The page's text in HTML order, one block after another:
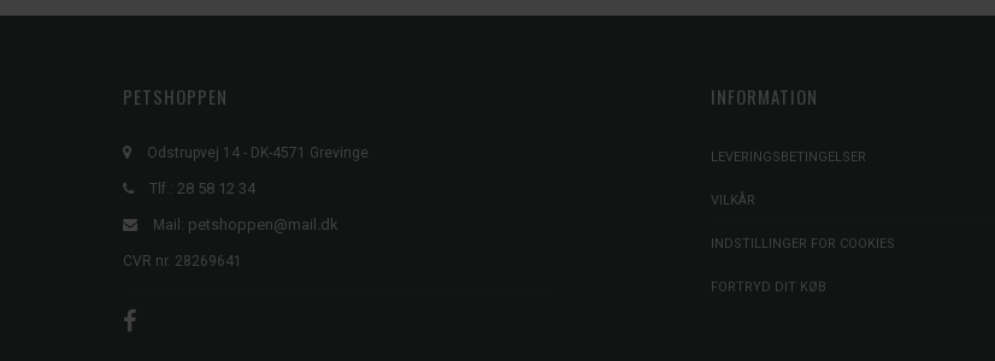
PETSHOPPEN
Odstrupvej 14 - DK-4571 Grevinge
Tlf.: 28 58 12 34
Mail: petshoppen@mail.dk
CVR nr. 28269641
INFORMATION
LEVERINGSBETINGELSER
VILKÅR
INDSTILLINGER FOR COOKIES
FORTRYD DIT KØB